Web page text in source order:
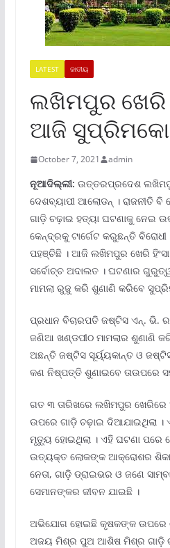
LATEST ଜାତୀୟ
ଲଖିମପୁର ଖେରି
ଆଜି
October 7, 2021 admin
ନୂଆଦିଲ୍ଲୀ: ଉତ୍ତରପ୍ରଦେଶ
ଦେଶବ୍ୟାପୀ ଆଲୋଡନ୍ । ରାଜନୀତି
ଗାଡ଼ି ଚଢ଼ାଇ ହତ୍ୟା ଘଟଣାକୁ ନେଇ
କେନ୍ଦ୍ରକୁ ଟାର୍ଗେଟ କରୁଛନ୍ତି ବିରୋଧୀ
ପହଞ୍ଚିଛି । ଆଜି ଲଖିମପୁର ଖେରି
ସର୍ବୋଚ୍ଚ ଅଦାଲତ । ଘଟଣାର
ମାମଲା ରୁଜୁ କରି ଶୁଣାଣି କରିବେ
ପ୍ରଧାନ ବିଚାରପତି ଜଷ୍ଟିସ ଏନ୍. ଭି.
ଜଣିଆ ଖଣ୍ଡପୀଠ ମାମଲାର ଶୁଣାଣି
ଅଛନ୍ତି ଜଷ୍ଟିସ ସୂର୍ୟ୍ୟକାନ୍ତ ଓ
କଣ ନିଷ୍ପତ୍ତି ଶୁଣାଇବେ ତାଉପରେ
ଗତ ୩ ତାରିଖରେ ଲଖିମପୁର
ଉପରେ ଗାଡ଼ି ଚଢ଼ାଇ ଦିଆଯାଇଥିଲା
ମୃତ୍ୟୁ ହୋଇଥିଲା । ଏହି ଘଟଣା ପରେ
ଉତ୍ୟକ୍ତ ଲୋକଙ୍କ ଆକ୍ରୋଶର
ନେତା, ଗାଡ଼ି ଡ୍ରାଇଭର ଓ ଜଣେ
ସେମାନଙ୍କର ଜୀବନ ଯାଇଛି ।
ଅଭିଯୋଗ ହୋଇଛି କୃଷକଙ୍କ ଉପରେ
ଅଜୟ ମିଶ୍ର ପୁଅ ଆଶିଷ ମିଶ୍ର ଗାଡ଼ି